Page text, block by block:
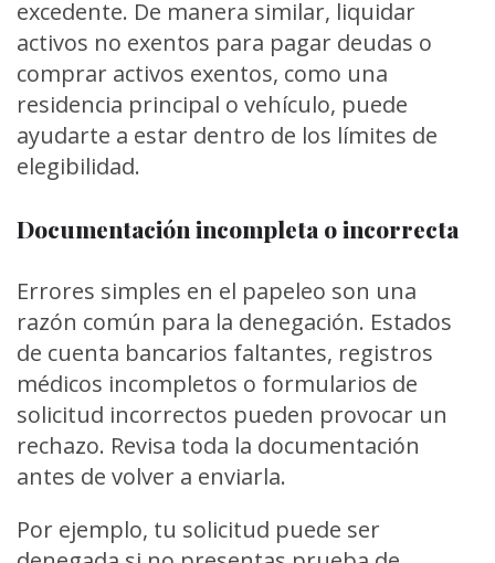
excedente. De manera similar, liquidar
activos no exentos para pagar deudas o
comprar activos exentos, como una
residencia principal o vehículo, puede
ayudarte a estar dentro de los límites de
elegibilidad.
Documentación incompleta o incorrecta
Errores simples en el papeleo son una
razón común para la denegación. Estados
de cuenta bancarios faltantes, registros
médicos incompletos o formularios de
solicitud incorrectos pueden provocar un
rechazo. Revisa toda la documentación
antes de volver a enviarla.
Por ejemplo, tu solicitud puede ser